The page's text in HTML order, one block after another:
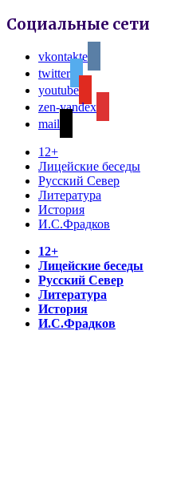
Социальные сети
vkontakte
twitter
youtube
zen-yandex
mail
12+
Лицейские беседы
Русский Север
Литература
История
И.С.Фрадков
12+
Лицейские беседы
Русский Север
Литература
История
И.С.Фрадков